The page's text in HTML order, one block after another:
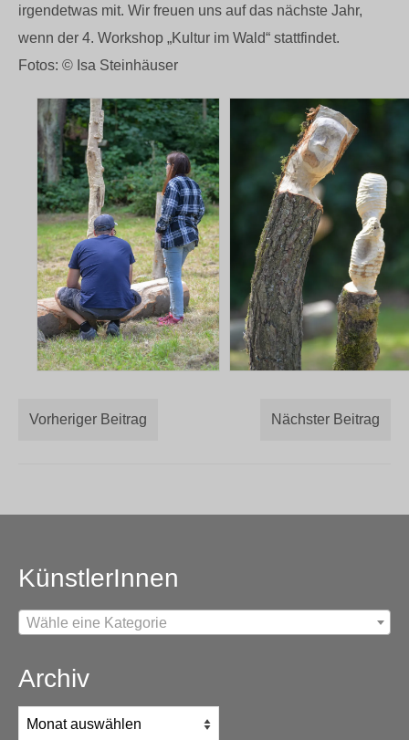
irgendetwas mit. Wir freuen uns auf das nächste Jahr,
wenn der 4. Workshop „Kultur im Wald“ stattfindet.
Fotos: ©️ Isa Steinhäuser
Vorheriger Beitrag Nächster Beitrag
KünstlerInnen
Wähle eine Kategorie
Archiv
Archiv